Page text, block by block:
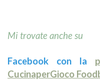
Mi trovate anche su
Facebook con la
CucinaperGioco